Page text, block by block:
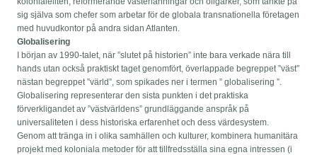
sig själva som chefer som arbetar för de globala transnationella företagen
med huvudkontor på andra sidan Atlanten.
Globalisering
I början av 1990-talet, när ”slutet på historien” inte bara verkade nära till
hands utan också praktiskt taget genomfört, överlappade begreppet ”väst”
nästan begreppet ”värld”, som spikades ner i termen ” globalisering ”.
Globalisering representerar den sista punkten i det praktiska
förverkligandet av ”västvärldens” grundläggande anspråk på
universaliteten i dess historiska erfarenhet och dess värdesystem.
Genom att tränga in i olika samhällen och kulturer, kombinera humanitära
projekt med koloniala metoder för att tillfredsställa sina egna intressen (i